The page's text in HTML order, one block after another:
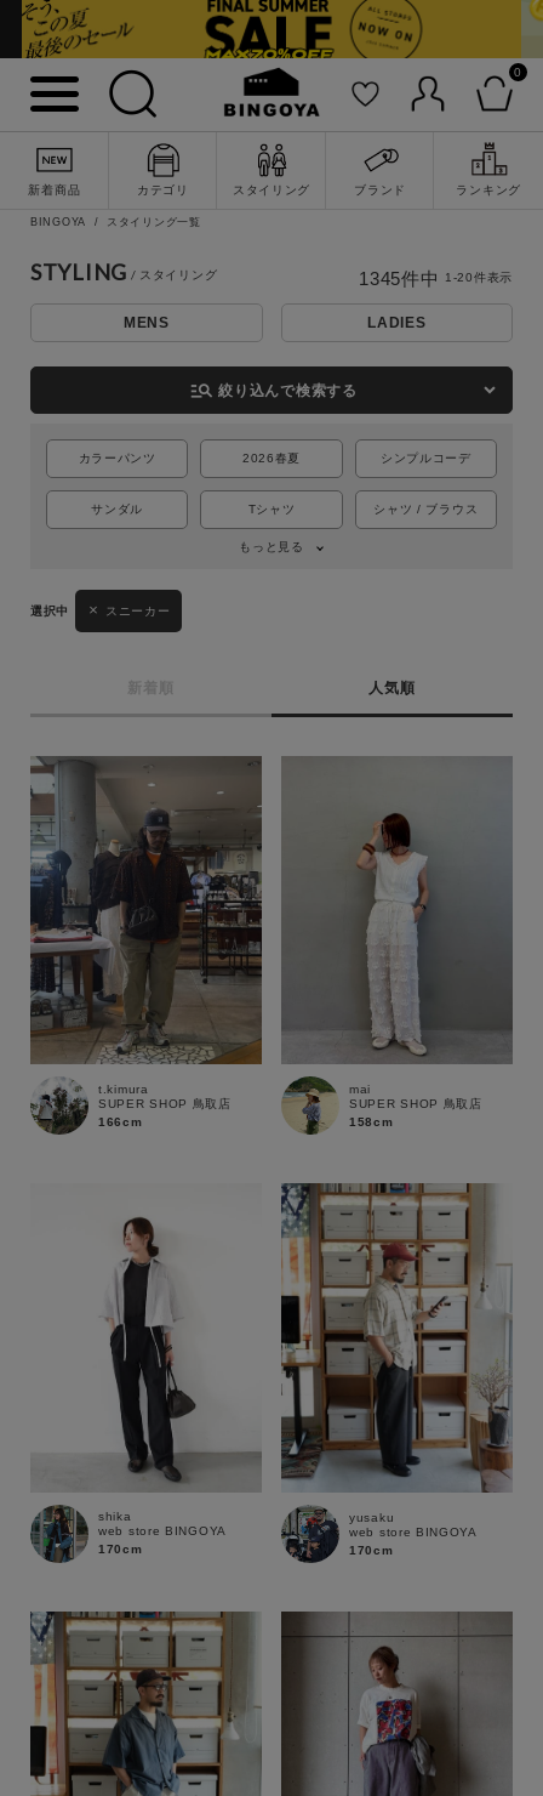
0
新着商品 カテゴリ スタイリング ブランド ランキング
詳細検索
キーワード
性別
MENS KIDS
カテゴリ
BINGOYA スタイリング一覧
STYLING
MENS LADIES
manage_search 絞り込んで検索する
カラーパンツ 2026春夏 シンプルコーデ
サンダル Tシャツ シャツ / ブラウス
もっと見る
スニーカー
新着順 人気順
1345件中 1-20件表示
t.kimura
SUPER SHOP 鳥取店
166cm
mai
SUPER SHOP 鳥取店
158cm
shika
web store BINGOYA
170cm
yusaku
web store BINGOYA
170cm